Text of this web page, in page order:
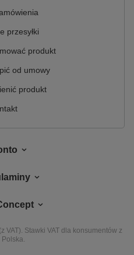
przesyłki
produkt
od umowy
produkt
VAT). Stawki VAT dla konsumentów z
Polska.